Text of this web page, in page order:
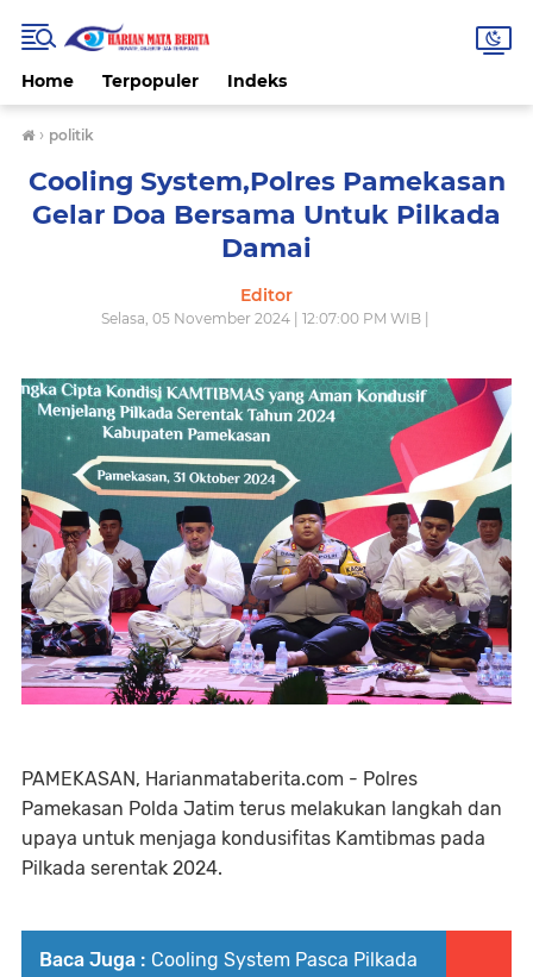
Home Terpopuler Indeks
› politik
Cooling System,Polres Pamekasan
Gelar Doa Bersama Untuk Pilkada
Damai
Editor
Selasa, 05 November 2024 | 12:07:00 PM WIB |
PAMEKASAN, Harianmataberita.com - Polres
Pamekasan Polda Jatim terus melakukan langkah dan
upaya untuk menjaga kondusifitas Kamtibmas pada
Pilkada serentak 2024.
Baca Juga : Cooling System Pasca Pilkada